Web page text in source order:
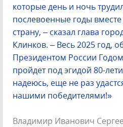
которые день и ночь
послевоенные годы
страну, – сказал глава
Клинков. – Весь 2025 год,
Президентом России
пройдет под эгидой 80-
надеюсь, еще не раз
нашими победителями!»
Владимир Иванович